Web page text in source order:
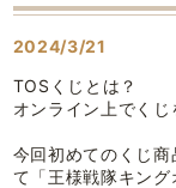
2024/3/21
TOSくじとは？
オンライン上でくじ
今回初めてのくじ
て「王様戦隊キング